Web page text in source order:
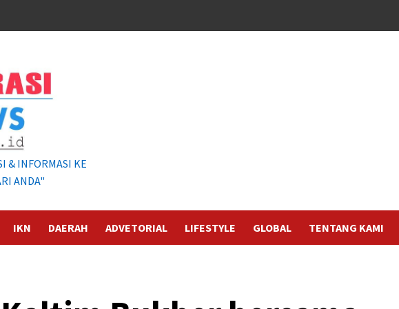
& INFORMASI KE
ANDA"
IKN DAERAH ADVETORIAL LIFESTYLE GLOBAL TENTANG KAMI